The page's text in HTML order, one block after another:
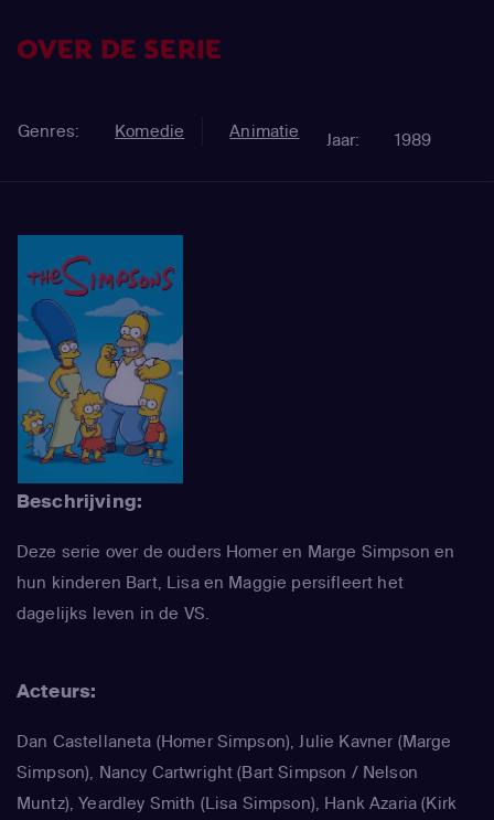
OVER DE SERIE
Genres: Komedie Animatie Jaar: 1989
Beschrijving:
Deze serie over de ouders Homer en Marge Simpson en
hun kinderen Bart, Lisa en Maggie persifleert het
dagelijks leven in de VS.
Acteurs:
Dan Castellaneta (Homer Simpson),Julie Kavner (Marge
Simpson), Nancy Cartwright (Bart Simpson / Nelson
Muntz),Yeardley Smith (Lisa Simpson), Hank Azaria (Kirk